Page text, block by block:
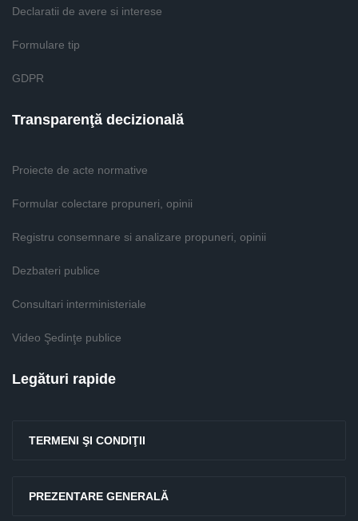
Declaratii de avere si interese
Formulare tip
GDPR
Transparenţă decizională
Proiecte de acte normative
Formular colectare propuneri, opinii
Registru consemnare si analizare propuneri, opinii
Dezbateri publice
Consultari interministeriale
Video Şedinţe publice
Legături rapide
TERMENI ŞI CONDIŢII
PREZENTARE GENERALĂ